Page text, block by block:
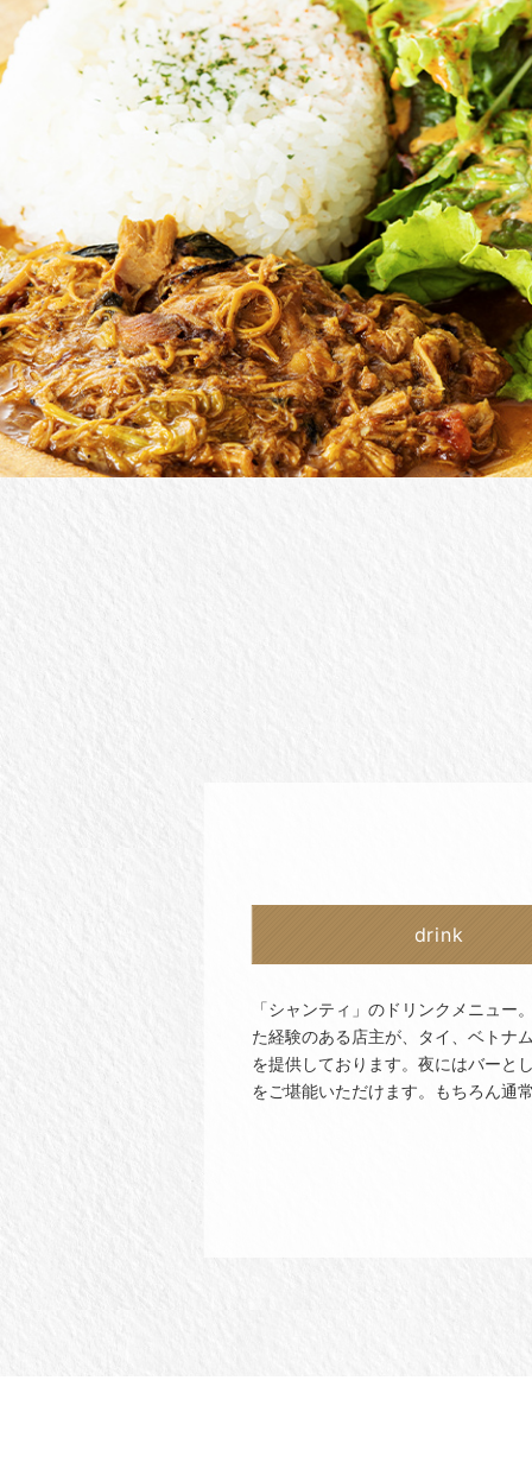
drink
「シャンティ」のドリンクメニュ
た経験のある店主が、タイ、ベトナ
を提供しております。夜にはバーと
をご堪能いただけます。もちろん通